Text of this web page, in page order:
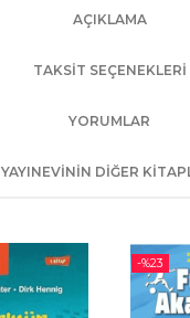
AÇIKLAMA
TAKSIT SEÇENEKLERI
YORUMLAR
YAYINEVININ DIĞER
-%23